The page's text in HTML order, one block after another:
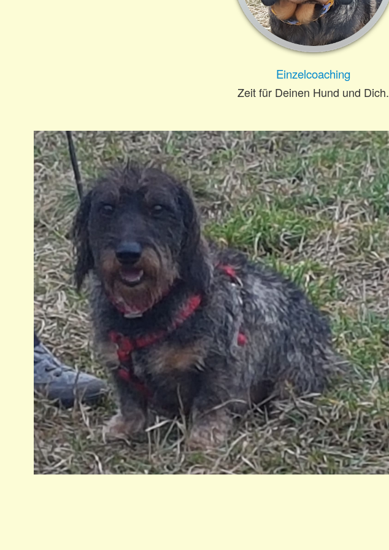
Einzelcoaching
Zeit für Deinen Hund und Dich.